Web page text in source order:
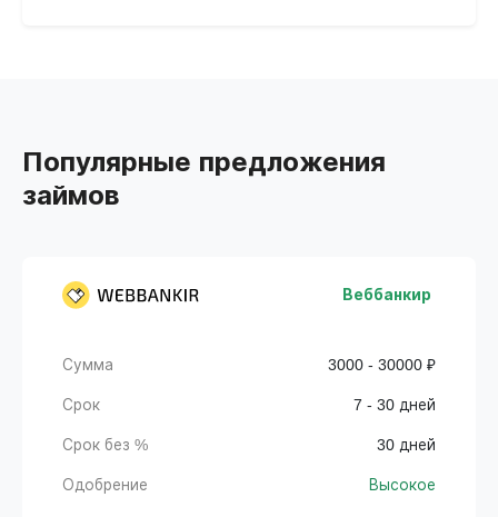
Популярные предложения
займов
Веббанкир
Сумма 3000 - 30000 ₽
Срок 7 - 30 дней
Срок без % 30 дней
Одобрение Высокое